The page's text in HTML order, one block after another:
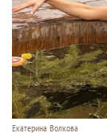
Екатерина Волкова